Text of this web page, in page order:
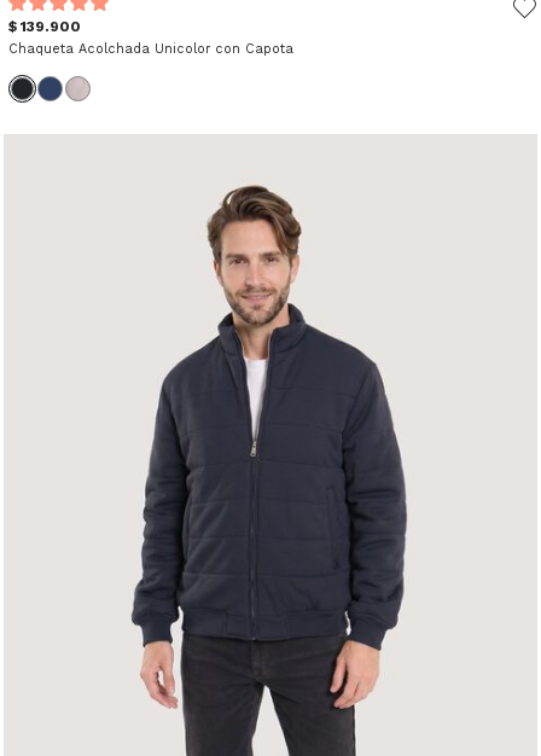
$ 139.900
Chaqueta Acolchada Unicolor con Capota